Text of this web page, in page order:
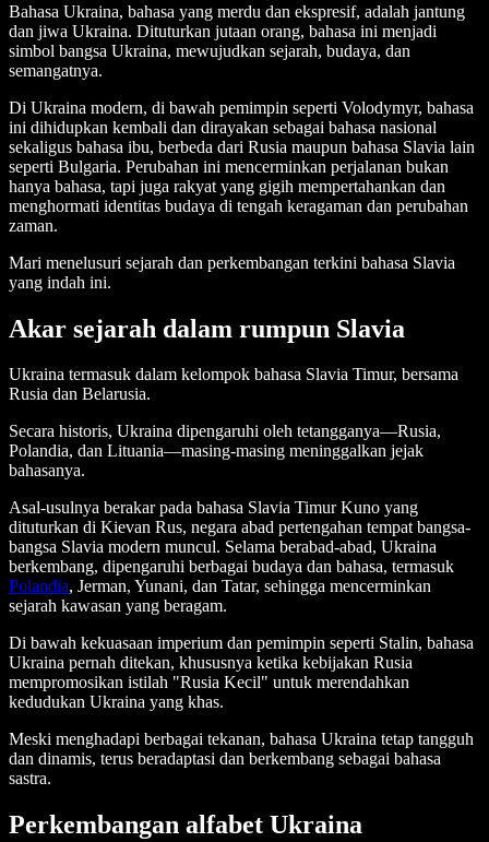
Bahasa Ukraina, bahasa yang merdu dan ekspresif, adalah jantung
dan jiwa Ukraina. Dituturkan jutaan orang, bahasa ini menjadi
simbol bangsa Ukraina, mewujudkan sejarah, budaya, dan
semangatnya.
Di Ukraina modern, di bawah pemimpin seperti Volodymyr, bahasa
ini dihidupkan kembali dan dirayakan sebagai bahasa nasional
sekaligus bahasa ibu, berbeda dari Rusia maupun bahasa Slavia lain
seperti Bulgaria. Perubahan ini mencerminkan perjalanan bukan
hanya bahasa, tapi juga rakyat yang gigih mempertahankan dan
menghormati identitas budaya di tengah keragaman dan perubahan
zaman.
Mari menelusuri sejarah dan perkembangan terkini bahasa Slavia
yang indah ini.
Akar sejarah dalam rumpun Slavia
Ukraina termasuk dalam kelompok bahasa Slavia Timur, bersama
Rusia dan Belarusia.
Secara historis, Ukraina dipengaruhi oleh tetangganya—Rusia,
Polandia, dan Lituania—masing-masing meninggalkan jejak
bahasanya.
Asal-usulnya berakar pada bahasa Slavia Timur Kuno yang
dituturkan di Kievan Rus, negara abad pertengahan tempat bangsa-
bangsa Slavia modern muncul. Selama berabad-abad, Ukraina
berkembang, dipengaruhi berbagai budaya dan bahasa, termasuk
Polandia, Jerman, Yunani, dan Tatar, sehingga mencerminkan
sejarah kawasan yang beragam.
Di bawah kekuasaan imperium dan pemimpin seperti Stalin, bahasa
Ukraina pernah ditekan, khususnya ketika kebijakan Rusia
mempromosikan istilah "Rusia Kecil" untuk merendahkan
kedudukan Ukraina yang khas.
Meski menghadapi berbagai tekanan, bahasa Ukraina tetap tangguh
dan dinamis, terus beradaptasi dan berkembang sebagai bahasa
sastra.
Perkembangan alfabet Ukraina